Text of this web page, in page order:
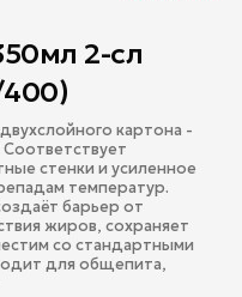
2-сл
картона -
стенки и усиленное
температур.
барьер от
жиров, сохраняет
со стандартными
для общепита,